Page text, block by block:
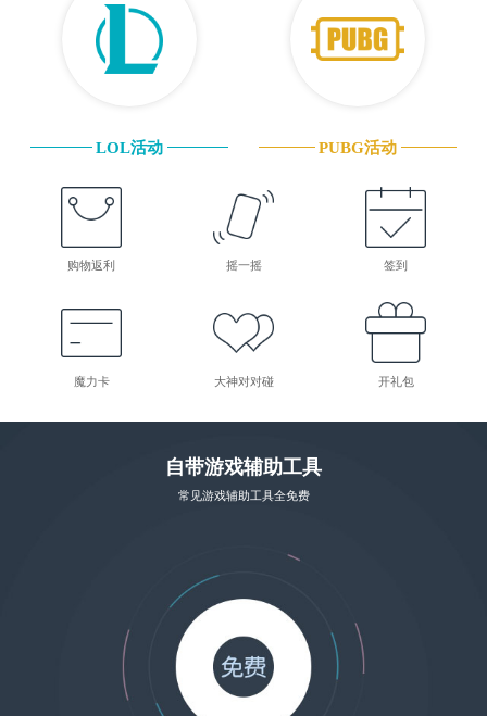
LOL活动 PUBG活动
购物返利 摇一摇 签到
魔力卡 大神对对碰 开礼包
自带游戏辅助工具
常见游戏辅助工具全免费